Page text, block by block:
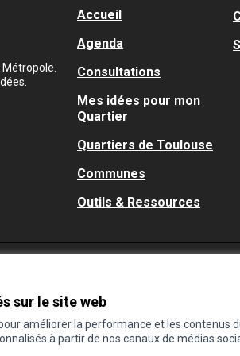
sur le site web
améliorer la performance et les contenus
à partir de nos canaux de médias
Accueil
Agenda
Consultations
Mes idées pour mon
Quartier
Quartiers de Toulouse
Communes
Outils & Ressources